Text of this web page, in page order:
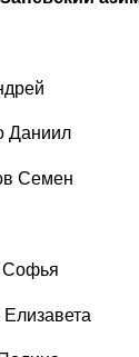
Даниил
Семен
Софья